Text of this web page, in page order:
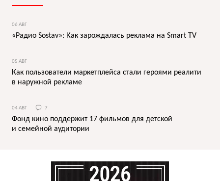
06 АВГ
«Радио Sostav»: Как зарождалась реклама на Smart TV
05 АВГ
Как пользователи маркетплейса стали героями реалити
в наружной рекламе
04 АВГ 7
Фонд кино поддержит 17 фильмов для детской
и семейной аудитории